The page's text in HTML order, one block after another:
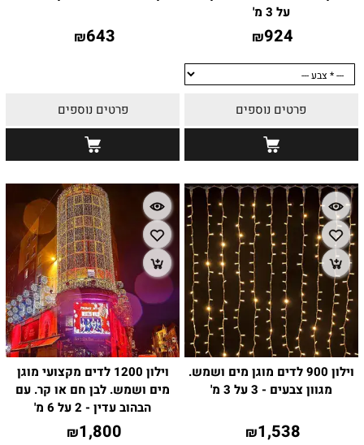
על 3 מ'
₪924
פרטים נוספים
₪643
פרטים נוספים
וילון 900 לדים מוגן מים ושמש.
מגוון צבעים - 3 על 3 מ'
₪1,538
וילון 1200 לדים מקצועי מוגן
מים ושמש. לבן חם או קר. עם
הבהוב עדין - 2 על 6 מ'
₪1,800